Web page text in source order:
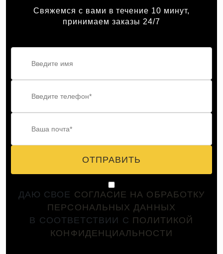
Свяжемся с вами в течение 10 минут,
принимаем заказы 24/7
ОТПРАВИТЬ
ДАЮ СВОЕ СОГЛАСИЕ НА ОБРАБОТКУ
ПЕРСОНАЛЬНЫХ ДАННЫХ
В СООТВЕТСТВИИ С ПОЛИТИКОЙ
КОНФИДЕНЦИАЛЬНОСТИ